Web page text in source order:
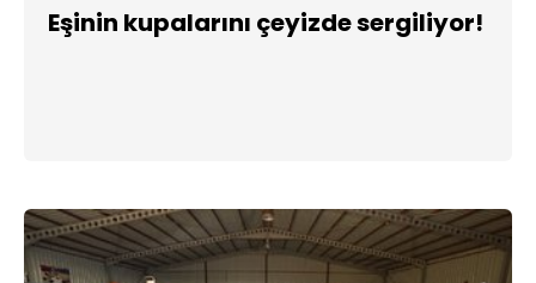
Eşinin kupalarını çeyizde sergiliyor!